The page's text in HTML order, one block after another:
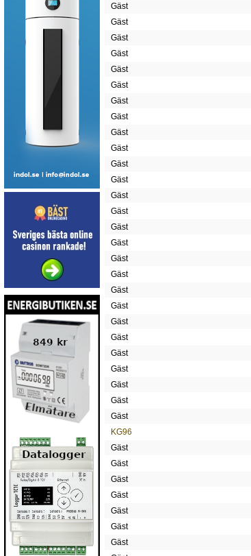
Gäst
Gäst
Gäst
Gäst
Gäst
Gäst
Gäst
Gäst
Gäst
Gäst
Gäst
Gäst
Gäst
Gäst
Gäst
Gäst
Gäst
Gäst
Gäst
Gäst
Gäst
Gäst
Gäst
Gäst
Gäst
Gäst
Gäst
KG96
Gäst
Gäst
Gäst
Gäst
Gäst
Gäst
Gäst